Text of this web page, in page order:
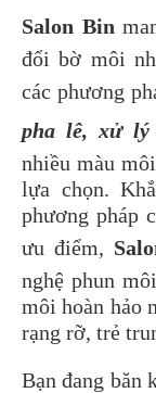
Salon Bin
đổi bờ môi
các phương
pha lê, xử lý
nhiều màu
lựa chọn.
phương pháp
ưu điểm,
nghệ phun
môi hoàn hảo
rạng rỡ, trẻ
Bạn đang băn